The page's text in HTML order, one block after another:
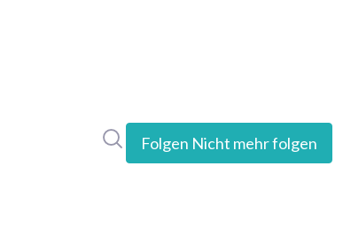
Folgen Nicht mehr folgen